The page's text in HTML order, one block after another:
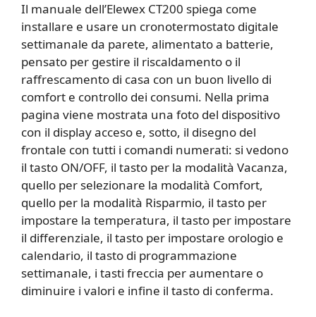
Il manuale dell’Elewex CT200 spiega come
installare e usare un cronotermostato digitale
settimanale da parete, alimentato a batterie,
pensato per gestire il riscaldamento o il
raffrescamento di casa con un buon livello di
comfort e controllo dei consumi. Nella prima
pagina viene mostrata una foto del dispositivo
con il display acceso e, sotto, il disegno del
frontale con tutti i comandi numerati: si vedono
il tasto ON/OFF, il tasto per la modalità Vacanza,
quello per selezionare la modalità Comfort,
quello per la modalità Risparmio, il tasto per
impostare la temperatura, il tasto per impostare
il differenziale, il tasto per impostare orologio e
calendario, il tasto di programmazione
settimanale, i tasti freccia per aumentare o
diminuire i valori e infine il tasto di conferma.